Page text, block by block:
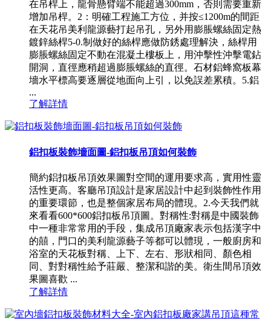
在吊桿上，龍骨懸臂端不能超過300mm，否則需要重新
增加吊桿。2：明確工程施工方位，并按≤1200m的間距
在天花吊美利龍源藝打起吊孔，另外用膨脹螺絲固定熱
鍍鋅絲桿5-0.制做好的絲桿應做防銹處理解決，絲桿用
膨脹螺絲固定不動在混凝土樓板上，用沖擊性沖擊電鉆
開洞，直徑應稍超過膨脹螺絲的直徑。石材鋁蜂窩板幕
墻水平標高要逐層從地面向上引，以免誤差累積。5.鋁
...
了解詳情
鋁扣板裝飾墻面圖-鋁扣板吊頂如何裝飾
簡約鋁扣板吊頂效果圖對空間的運用要求高，實用性靈
活性更高。客廳吊頂設計是家居設計中起到裝飾性作用
的重要環節，也是整個家居布局的體現。2.今天我們就
來看看600*600鋁扣板吊頂圖。對稱性:對稱是中國裝飾
中一種非常常用的手段，集成吊頂廠家表示包括漢字中
的囍，門口的美利龍源藝子等都可以體現，一般廚房和
浴室的天花板對稱、上下、左右、形狀相同、顏色相
同、對對稱性給予莊嚴、整潔和諧的美。衛生間吊頂效
果圖喜歡 ...
了解詳情